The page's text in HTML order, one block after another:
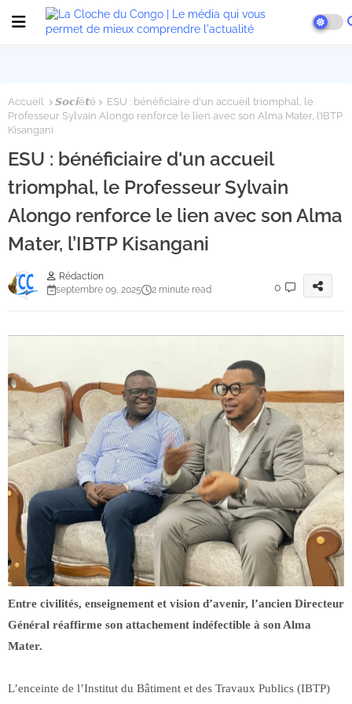
Accueil 𝙎𝙤𝙘𝙞é𝙩é
ESU : bénéficiaire d'un accueil triomphal, le
Professeur Sylvain Alongo renforce le lien avec son Alma Mater, l’IBTP
Kisangani
ESU : bénéficiaire d'un accueil
triomphal, le Professeur Sylvain
Alongo renforce le lien avec son Alma
Mater, l’IBTP Kisangani
Rédaction
septembre 09, 2025
2 minute read 0
Entre civilités, enseignement et vision d’avenir, l’ancien Directeur
Général réaffirme son attachement indéfectible à son Alma
Mater.
L’enceinte de l’Institut du Bâtiment et des Travaux Publics (IBTP)